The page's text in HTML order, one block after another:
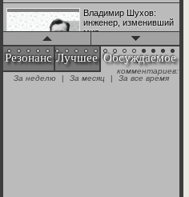
Владимир Шухов:
инженер, изменивший
мир
"Аркадий Коц" на
эгалите-фесте "Не
Резонанс Лучшее Обсуждаемое
комментариев:
За неделю
| За месяц | За все время